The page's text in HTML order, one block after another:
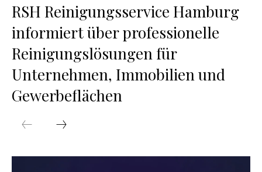
RSH Reinigungsservice Hamburg
informiert über professionelle
Reinigungslösungen für
Unternehmen, Immobilien und
Gewerbeflächen